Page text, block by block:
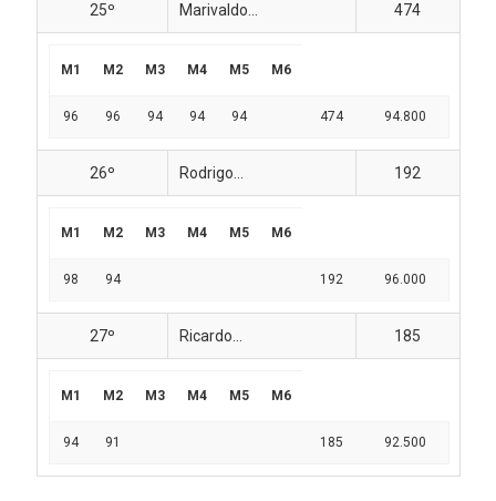
25º Marivaldo... 474
M1 M2 M3 M4 M5 M6
96 96 94 94 94 474 94.800
26º Rodrigo... 192
M1 M2 M3 M4 M5 M6
98 94 192 96.000
27º Ricardo... 185
M1 M2 M3 M4 M5 M6
94 91 185 92.500